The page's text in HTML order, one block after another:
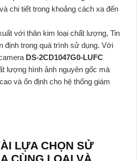
chi tiết trong khoảng cách xa đến
với thân kim loại chất lượng, Tin
định trong quá trình sử dụng. Với
DS-2CD1047G0-LUFC
lượng hình ảnh nguyên gốc mà
và ổn định cho hệ thống giám
LỰA CHỌN SỬ